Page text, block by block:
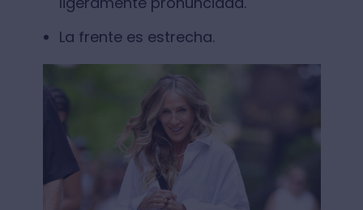
La frente es estrecha.